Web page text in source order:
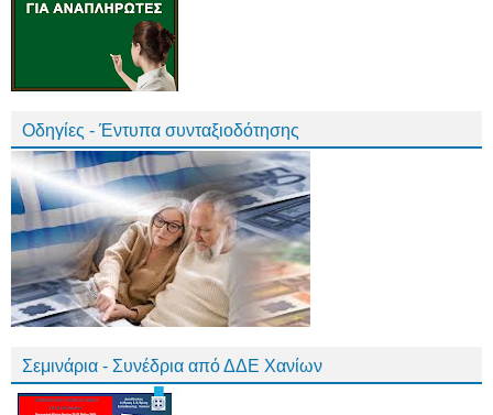
Οδηγίες - Έντυπα συνταξιοδότησης
Σεμινάρια - Συνέδρια από ΔΔΕ Χανίων